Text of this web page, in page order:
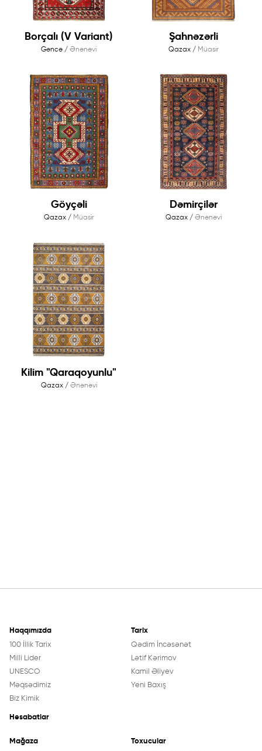
Borçalı (V Variant)
Gəncə / Ənənəvi
Şahnəzərli
Qazax / Müasir
Göyçəli
Qazax / Müasir
Dəmirçilər
Qazax / Ənənəvi
Kilim "Qaraqoyunlu"
Qazax / Ənənəvi
Haqqımızda
100 İllik Tarix
Milli Lider
UNESCO
Məqsədimiz
Biz Kimik
Hesabatlar
Tarix
Qədim İncəsənət
Lətif Kərimov
Kamil Əliyev
Yeni Baxış
Mağaza Toxucular